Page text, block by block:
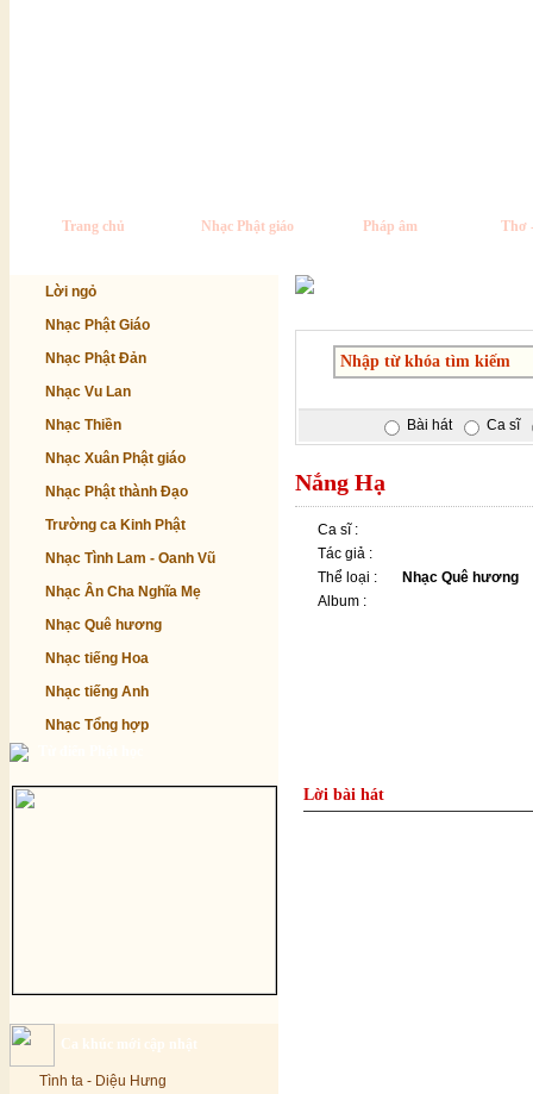
Trang chủ Nhạc Phật giáo Pháp âm Thơ
Lời ngỏ
Nhạc Phật Giáo
Nhạc Phật Đản
Nhạc Vu Lan
Nhạc Thiền
Nhạc Xuân Phật giáo
Nhạc Phật thành Đạo
Trường ca Kinh Phật
Nhạc Tình Lam - Oanh Vũ
Nhạc Ân Cha Nghĩa Mẹ
Nhạc Quê hương
Nhạc tiếng Hoa
Nhạc tiếng Anh
Nhạc Tổng hợp
Ca khúc mới cập nhật
Tình ta - Diệu Hưng
Bài hát Ca sĩ
Nắng Hạ
Ca sĩ :
Tác giả :
Thể loại :
Nhạc Quê hương
Album :
Lời bài hát